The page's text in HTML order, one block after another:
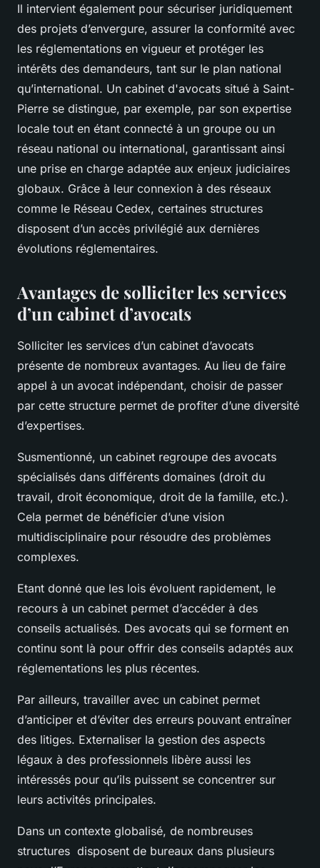
Il intervient également pour sécuriser juridiquement
des projets d’envergure, assurer la conformité avec
les réglementations en vigueur et protéger les
intérêts des demandeurs, tant sur le plan national
qu’international. Un cabinet d'avocats situé à Saint-
Pierre se distingue, par exemple, par son expertise
locale tout en étant connecté à un groupe ou un
réseau national ou international, garantissant ainsi
une prise en charge adaptée aux enjeux judiciaires
globaux. Grâce à leur connexion à des réseaux
comme le Réseau Cedex, certaines structures
disposent d’un accès privilégié aux dernières
évolutions réglementaires.
Avantages de solliciter les services
d’un cabinet d’avocats
Solliciter les services d’un cabinet d’avocats
présente de nombreux avantages. Au lieu de faire
appel à un avocat indépendant, choisir de passer
par cette structure permet de profiter d’une diversité
d’expertises.
Susmentionné, un cabinet regroupe des avocats
spécialisés dans différents domaines (droit du
travail, droit économique, droit de la famille, etc.).
Cela permet de bénéficier d’une vision
multidisciplinaire pour résoudre des problèmes
complexes.
Etant donné que les lois évoluent rapidement, le
recours à un cabinet permet d’accéder à des
conseils actualisés. Des avocats qui se forment en
continu sont là pour offrir des conseils adaptés aux
réglementations les plus récentes.
Par ailleurs, travailler avec un cabinet permet
d’anticiper et d’éviter des erreurs pouvant entraîner
des litiges. Externaliser la gestion des aspects
légaux à des professionnels libère aussi les
intéressés pour qu’ils puissent se concentrer sur
leurs activités principales.
Dans un contexte globalisé, de nombreuses
structures disposent de bureaux dans plusieurs